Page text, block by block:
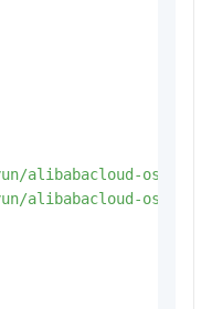
alibabacloud-oss-go-
alibabacloud-oss-